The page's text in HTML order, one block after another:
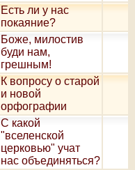
Есть ли у нас
покаяние?
Боже, милостив
буди нам,
грешным!
К вопросу о старой
и новой
орфографии
С какой
"вселенской
церковью" учат
нас объединяться?